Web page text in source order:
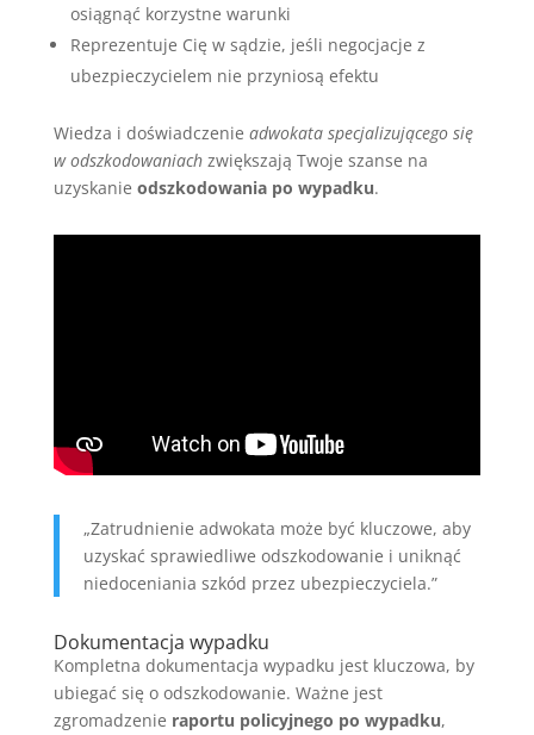
osiągnąć korzystne warunki
Reprezentuje Cię w sądzie, jeśli negocjacje z
ubezpieczycielem nie przyniosą efektu
Wiedza i doświadczenie adwokata specjalizującego się
w odszkodowaniachzwiększają Twoje szanse na
uzyskanie odszkodowania po wypadku.
„Zatrudnienie adwokata może być kluczowe, aby
uzyskać sprawiedliwe odszkodowanie i uniknąć
niedoceniania szkód przez ubezpieczyciela.”
Dokumentacja wypadku
Kompletna dokumentacja wypadku jest kluczowa, by
ubiegać się o odszkodowanie. Ważne jest
zgromadzenie raportu policyjnego po wypadku,